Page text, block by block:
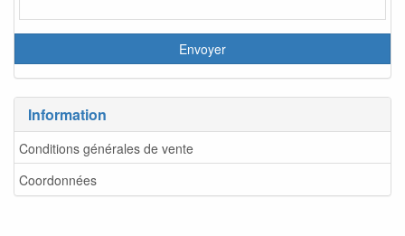
Information
Conditions générales de vente
Coordonnées